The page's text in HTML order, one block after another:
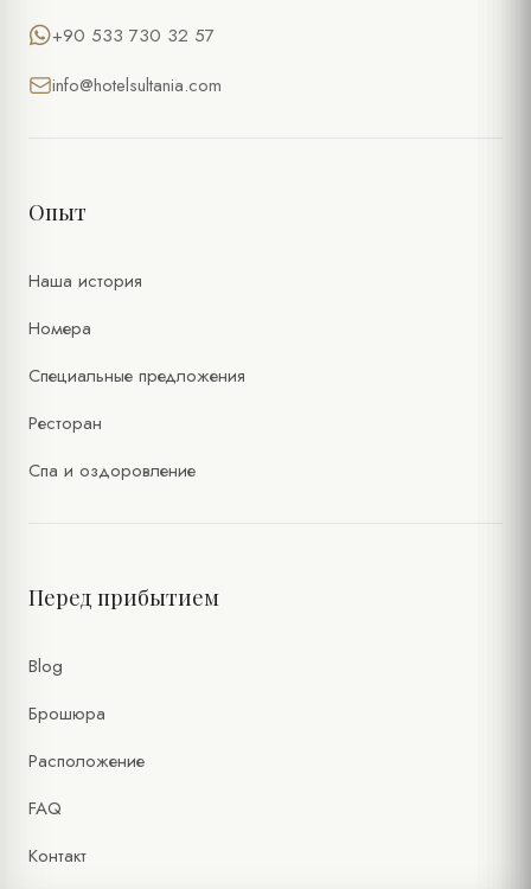
+90 533 730 32 57
info@hotelsultania.com
Опыт
Наша история
Номера
Специальные предложения
Ресторан
Спа и оздоровление
Перед прибытием
Blog
Брошюра
Расположение
FAQ
Контакт